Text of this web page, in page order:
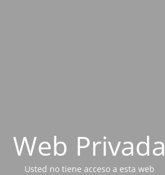
Web Privada
Usted no tiene acceso a esta web